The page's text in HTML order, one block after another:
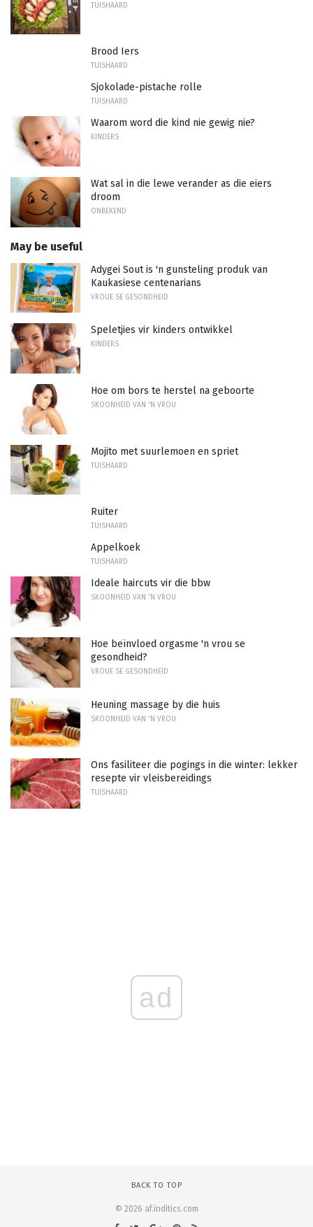
TUISHAARD
Brood Iers
TUISHAARD
Sjokolade-pistache rolle
TUISHAARD
Waarom word die kind nie gewig nie?
KINDERS
Wat sal in die lewe verander as die eiers
droom
ONBEKEND
May be useful
Adygei Sout is 'n gunsteling produk van
Kaukasiese centenarians
VROUE SE GESONDHEID
Speletjies vir kinders ontwikkel
KINDERS
Hoe om bors te herstel na geboorte
SKOONHEID VAN 'N VROU
Mojito met suurlemoen en spriet
TUISHAARD
Ruiter
TUISHAARD
Appelkoek
TUISHAARD
Ideale haircuts vir die bbw
SKOONHEID VAN 'N VROU
Hoe beïnvloed orgasme 'n vrou se
gesondheid?
VROUE SE GESONDHEID
Heuning massage by die huis
SKOONHEID VAN 'N VROU
Ons fasiliteer die pogings in die winter: lekker
resepte vir vleisbereidings
TUISHAARD
ad
BACK TO TOP
© 2026 af.inditics.com